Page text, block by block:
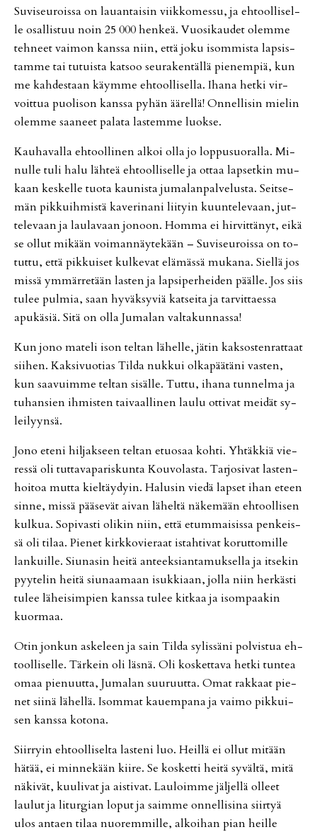
Su­vi­seu­rois­sa on lau­an­tai­sin viik­ko­mes­su, ja eh­tool­li­sel­
le osal­lis­tuu noin 25 000 hen­keä. Vuo­si­kau­det olem­me
teh­neet vai­mon kans­sa niin, et­tä joku isom­mis­ta lap­sis­
tam­me tai tu­tuis­ta kat­soo seu­ra­ken­täl­lä pie­nem­piä, kun
me kah­des­taan käym­me eh­tool­li­sel­la. Iha­na het­ki vir­
voit­tua puo­li­son kans­sa py­hän ää­rel­lä! On­nel­li­sin mie­lin
olem­me saa­neet pa­la­ta las­tem­me luok­se.
Kau­ha­val­la eh­tool­li­nen al­koi ol­la jo lop­pu­suo­ral­la. Mi­
nul­le tuli halu läh­teä eh­tool­li­sel­le ja ot­taa lap­set­kin mu­
kaan kes­kel­le tuo­ta kau­nis­ta ju­ma­lan­pal­ve­lus­ta. Seit­se­
män pik­kuih­mis­tä ka­ve­ri­na­ni lii­tyin kuun­te­le­vaan, jut­
te­le­vaan ja lau­la­vaan jo­noon. Hom­ma ei hir­vit­tä­nyt, ei­kä
se ol­lut mi­kään voi­man­näy­te­kään – Su­vi­seu­rois­sa on to­
tut­tu, et­tä pik­kui­set kul­ke­vat elä­mäs­sä mu­ka­na. Siel­lä jos
mis­sä ym­mär­re­tään las­ten ja lap­si­per­hei­den pääl­le. Jos siis
tu­lee pul­mia, saan hy­väk­sy­viä kat­sei­ta ja tar­vit­ta­es­sa
apu­kä­siä. Sitä on ol­la Ju­ma­lan val­ta­kun­nas­sa!
Kun jono ma­te­li ison tel­tan lä­hel­le, jä­tin kak­sos­ten­rat­taat
sii­hen. Kak­si­vuo­ti­as Til­da nuk­kui ol­ka­pää­tä­ni vas­ten,
kun saa­vuim­me tel­tan si­säl­le. Tut­tu, iha­na tun­nel­ma ja
tu­han­sien ih­mis­ten tai­vaal­li­nen lau­lu ot­ti­vat mei­dät sy­
lei­lyyn­sä.
Jono ete­ni hil­jak­seen tel­tan etuo­saa koh­ti. Yh­täk­kiä vie­
res­sä oli tut­ta­va­pa­ris­kun­ta Kou­vo­las­ta. Tar­jo­si­vat las­ten­
hoi­toa mut­ta kiel­täy­dyin. Ha­lu­sin vie­dä lap­set ihan eteen
sin­ne, mis­sä pää­se­vät ai­van lä­hel­tä nä­ke­mään eh­tool­li­sen
kul­kua. So­pi­vas­ti oli­kin niin, et­tä etum­mai­sis­sa pen­keis­
sä oli ti­laa. Pie­net kirk­ko­vie­raat is­tah­ti­vat ko­rut­to­mil­le
lan­kuil­le. Siu­na­sin hei­tä an­teek­si­an­ta­muk­sel­la ja it­se­kin
pyy­te­lin hei­tä siu­naa­maan isuk­ki­aan, jol­la niin her­käs­ti
tu­lee lä­hei­sim­pien kans­sa tu­lee kit­kaa ja isom­paa­kin
kuor­maa.
Otin jon­kun as­ke­leen ja sain Til­da sy­lis­sä­ni pol­vis­tua eh­
tool­li­sel­le. Tär­kein oli läs­nä. Oli kos­ket­ta­va het­ki tun­tea
omaa pie­nuut­ta, Ju­ma­lan suu­ruut­ta. Omat rak­kaat pie­
net sii­nä lä­hel­lä. Isom­mat kau­em­pa­na ja vai­mo pik­kui­
sen kans­sa ko­to­na.
Siir­ryin eh­tool­li­sel­ta las­te­ni luo. Heil­lä ei ol­lut mi­tään
hä­tää, ei min­ne­kään kii­re. Se kos­ket­ti hei­tä sy­väl­tä, mitä
nä­ki­vät, kuu­li­vat ja ais­ti­vat. Lau­loim­me jäl­jel­lä ol­leet
lau­lut ja li­tur­gi­an lo­put ja saim­me on­nel­li­si­na siir­tyä
ulos an­ta­en ti­laa nuo­rem­mil­le, al­koi­han pian heil­le